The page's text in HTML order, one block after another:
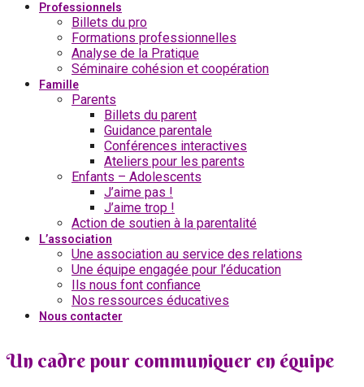
Professionnels
Billets du pro
Formations professionnelles
Analyse de la Pratique
Séminaire cohésion et coopération
Famille
Parents
Billets du parent
Guidance parentale
Conférences interactives
Ateliers pour les parents
Enfants – Adolescents
J’aime pas !
J’aime trop !
Action de soutien à la parentalité
L’association
Une association au service des relations
Une équipe engagée pour l’éducation
Ils nous font confiance
Nos ressources éducatives
Nous contacter
Un cadre pour communiquer en équipe